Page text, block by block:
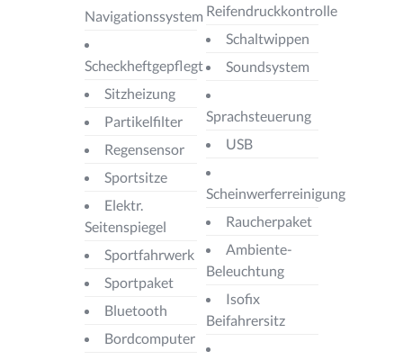
Navigationssystem
Scheckheftgepflegt
Sitzheizung
Partikelfilter
Regensensor
Sportsitze
Elektr.
Seitenspiegel
Sportfahrwerk
Sportpaket
Bluetooth
Bordcomputer
Reifendruckkontrolle
Schaltwippen
Soundsystem
Sprachsteuerung
USB
Scheinwerferreinigung
Raucherpaket
Ambiente-
Beleuchtung
Isofix
Beifahrersitz